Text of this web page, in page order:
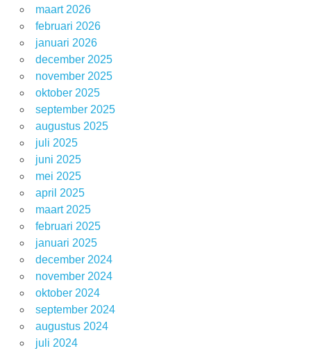
maart 2026
februari 2026
januari 2026
december 2025
november 2025
oktober 2025
september 2025
augustus 2025
juli 2025
juni 2025
mei 2025
april 2025
maart 2025
februari 2025
januari 2025
december 2024
november 2024
oktober 2024
september 2024
augustus 2024
juli 2024